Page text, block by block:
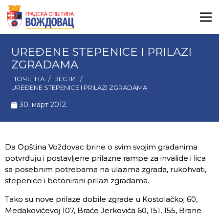
UREĐENE STEPENICE I PRILAZI
ZGRADAMA
ПОЧЕТНА / ВЕСТИ
/
UREĐENE STEPENICE I PRILAZI ZGRADAMA
30. март 2012.
Da Opština Voždovac brine o svim svojim građanima
potvrđuju i postavljene prilazne rampe za invalide i lica
sa posebnim potrebama na ulazima zgrada, rukohvati,
stepenice i betonirani prilazi zgradama.
Tako su nove prilaze dobile zgrade u Kostolačkoj 60,
Medakovićevoj 107, Braće Jerkovića 60, 151, 155, Brane